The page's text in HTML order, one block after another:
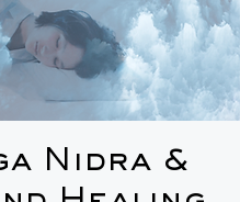
Nidra &